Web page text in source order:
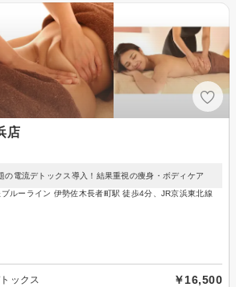
店
の電流デトックス導入！結果重視の痩身・ボディケア
ルーライン 伊勢佐木長者町駅 徒歩4分、JR京浜東北線
ックス ￥16,500